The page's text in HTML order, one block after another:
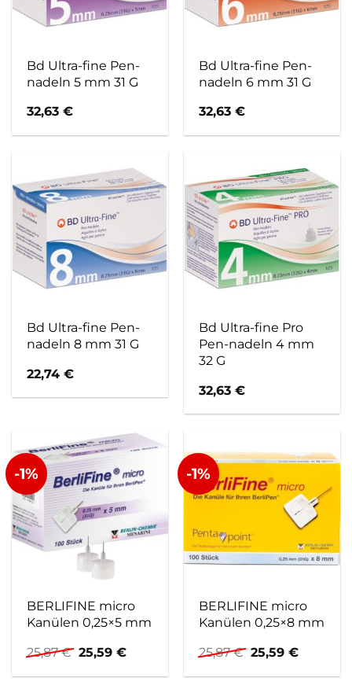
Bd Ultra-fine Pen-
nadeln 5 mm 31 G
32,63€
Bd Ultra-fine Pen-
nadeln 6 mm 31 G
32,63€
Bd Ultra-fine Pen-
nadeln 8 mm 31 G
22,74€
Bd Ultra-fine Pro
Pen-nadeln 4 mm
32 G
32,63€
-1%
BERLIFINE micro
Kanülen 0,25×5 mm
25,87€ Ursprünglicher
Preis
war:
25,59€Aktueller
ist:
-1%
BERLIFINE micro
Kanülen 0,25×8 mm
25,87€ Ursprünglicher
Preis
war:
25,59€
ist: